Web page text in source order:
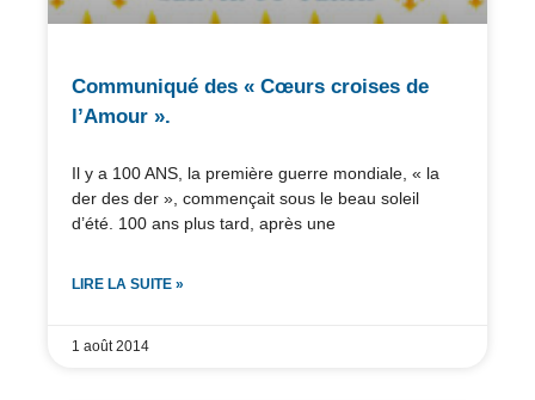
Communiqué des « Cœurs croises de
l’Amour ».
Il y a 100 ANS, la première guerre mondiale, « la
der des der », commençait sous le beau soleil
d’été. 100 ans plus tard, après une
LIRE LA SUITE »
1 août 2014